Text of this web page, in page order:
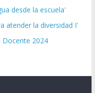
desde la escuela'
atender la diversidad I'
Docente 2024